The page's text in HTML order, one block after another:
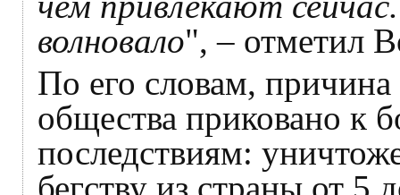
волновало", – отметил
По его словам,
общества приковано к
последствиям:
бегству из страны от 5